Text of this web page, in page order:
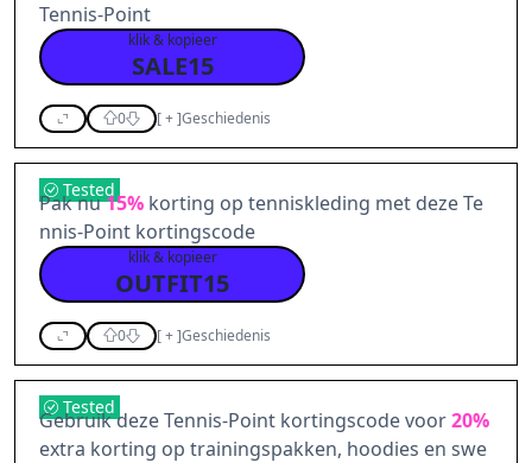
Tennis-Point
klik & kopieer
SALE15
0 [+]Geschiedenis
Tested
Pak nu15% korting op tenniskleding met deze Te
nnis-Point kortingscode
klik & kopieer
OUTFIT15
0 [+]Geschiedenis
Tested
Gebruik deze Tennis-Point kortingscode voor20%
extra korting op trainingspakken, hoodies en swe